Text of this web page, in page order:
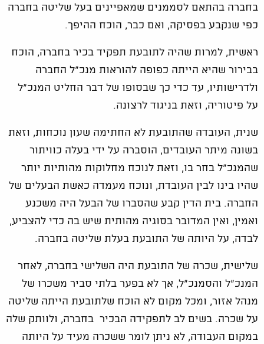
בחברה בהתאם לסממנים שמאפיינים בעל שליטה בחברה
כפי שנקבע בפסיקה, ואם כבר, הוכח ההיפך.
ראשית, למרות שהיה לתובעת תפקיד בכיר בחברה, הוכח
בבירור שהיא הייתה כפופה להוראות מנכ"ל החברה
ולדרישותיו, עד כדי כך שבסופו של דבר החליט המנכ"ל
על פיטוריה, וזאת בניגוד לרצונה.
שנית, העובדה שהתובעת לא החתימה שעון נוכחות, וזאת
בשונה מיתר העובדים, הוסברה על ידי בעלה כוויתור
שהמנכ"ל בחר בו, וזאת לנוכח מחלוקות מהותיות יותר
שהיו בינו לבין העובדת, ונוכח מעמדה כאשת הבעלים של
החברה. בית הדין קבע שהסברו של הבעל היה משכנע
ואמין, ואין המדובר בסוגיה מהותית שיש בה כדי להצביע,
לבדה, על היותה של התובעת בעלת שליטה בחברה.
שלישית, שכרה של התובעת היה השלישי בחברה, לאחר
המנכ"ל והסמנכ"ל, אך לא בפער בלתי סביר משכרו של
מנהל אזור, ומכל מקום לא הוכח שלתובעת הייתה שליטה
על שכרה. בשים לב לתפקידה הבכיר בחברה, ולוותק שלה
במקום העבודה, לא ניתן לומר ששכרה מעיד על היותה